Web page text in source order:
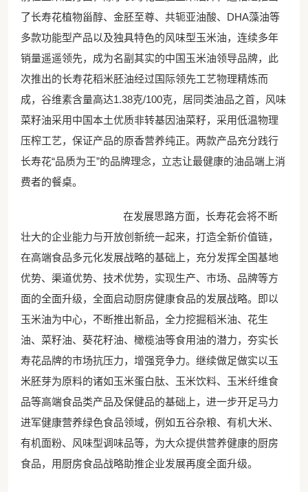
了长寿花植物甾醇、金胚至尊、共轭亚油酸、DHA藻油等
多款功能型产品以及独具特色的风味型玉米油，连续多年
销量遥遥领先，成为名副其实的中国玉米油领导品牌，此
次推出的长寿花稻米胚油经过国际领先工艺物理精炼而
成，谷维素含量高达1.38克/100克，居同类油品之首，风味
菜籽油采用中国本土优质非转基因油菜籽，采用低温物理
压榨工艺，保证产品的原香营养纯正。两款产品充分践行
长寿花“品质为王”的品牌理念，立志让最健康的油品端上消
费者的餐桌。
在发展思路方面，长寿花会将不断
壮大的企业能力与开放创新统一起来，打造全新价值链，
在高端食品多元化发展战略的基础上，充分发挥全国基地
优势、渠道优势、技术优势，实现生产、市场、品牌等方
面的全面升级，全面启动厨房健康食品的发展战略。即以
玉米油为中心，不断推出新品，全力挖掘稻米油、花生
油、菜籽油、葵花籽油、橄榄油等食用油的潜力，夯实长
寿花品牌的市场抗压力，增强竞争力。继续做足做实以玉
米胚芽为原料的诸如玉米蛋白肽、玉米饮料、玉米纤维食
品等高端食品类产品及保健品的基础上，进一步开足马力
进军健康营养绿色食品领域，例如五谷杂粮、有机大米、
有机面粉、风味型调味品等，为大众提供营养健康的厨房
食品，用厨房食品战略助推企业发展再度全面升级。